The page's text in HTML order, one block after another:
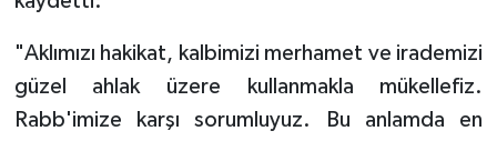
"Aklımızı hakikat, kalbimizi merhamet ve irademizi
güzel ahlak üzere kullanmakla mükellefiz.
Rabb'imize karşı sorumluyuz. Bu anlamda en
Hatay Müftülüğü
Iğdır Müftülüğü
Isparta Müftülüğü